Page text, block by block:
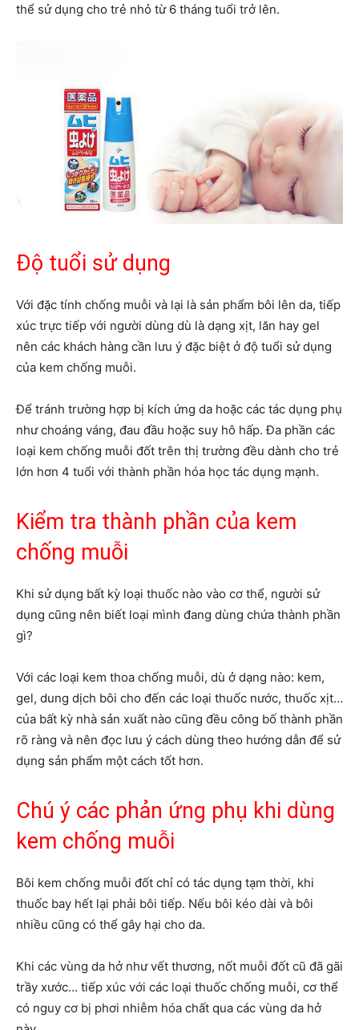
thể sử dụng cho trẻ nhỏ từ 6 tháng tuổi trở lên.
Độ tuổi sử dụng
Với đặc tính chống muỗi và lại là sản phẩm bôi lên da, tiếp
xúc trực tiếp với người dùng dù là dạng xịt, lăn hay gel
nên các khách hàng cần lưu ý đặc biệt ở độ tuổi sử dụng
của kem chống muỗi.
Để tránh trường hợp bị kích ứng da hoặc các tác dụng phụ
như choáng váng, đau đầu hoặc suy hô hấp. Đa phần các
loại kem chống muỗi đốt trên thị trường đều dành cho trẻ
lớn hơn 4 tuổi với thành phần hóa học tác dụng mạnh.
Kiểm tra thành phần của kem
chống muỗi
Khi sử dụng bất kỳ loại thuốc nào vào cơ thể, người sử
dụng cũng nên biết loại mình đang dùng chứa thành phần
gì?
Với các loại kem thoa chống muỗi, dù ở dạng nào: kem,
gel, dung dịch bôi cho đến các loại thuốc nước, thuốc xịt…
của bất kỳ nhà sản xuất nào cũng đều công bố thành phần
rõ ràng và nên đọc lưu ý cách dùng theo hướng dẫn để sử
dụng sản phẩm một cách tốt hơn.
Chú ý các phản ứng phụ khi dùng
kem chống muỗi
Bôi kem chống muỗi đốt chỉ có tác dụng tạm thời, khi
thuốc bay hết lại phải bôi tiếp. Nếu bôi kéo dài và bôi
nhiều cũng có thể gây hại cho da.
Khi các vùng da hở như vết thương, nốt muỗi đốt cũ đã gãi
trầy xước… tiếp xúc với các loại thuốc chống muỗi, cơ thể
có nguy cơ bị phơi nhiễm hóa chất qua các vùng da hở